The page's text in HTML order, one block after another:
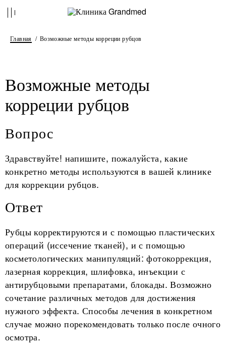
Главная Возможные методы корреции рубцов
Возможные методы
корреции рубцов
Вопрос
Здравствуйте! напишите, пожалуйста, какие
конкретно методы используются в вашей клинике
для коррекции рубцов.
Ответ
Рубцы корректируются и с помощью пластических
операций (иссечение тканей), и с помощью
косметологических манипуляций: фотокоррекция,
лазерная коррекция, шлифовка, инъекции с
антирубцовыми препаратами, блокады. Возможно
сочетание различных методов для достижения
нужного эффекта. Способы лечения в конкретном
случае можно порекомендовать только после очного
осмотра.